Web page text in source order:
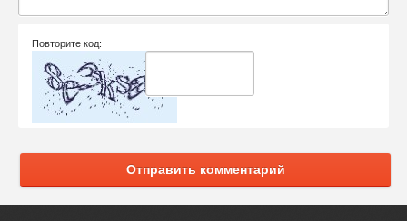
Повторите код:
Отправить комментарий